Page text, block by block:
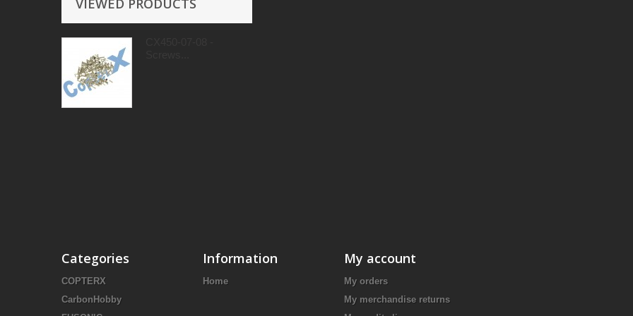
VIEWED PRODUCTS
Categories
COPTERX
CarbonHobby
Information
Home
My account
My orders
My merchandise returns